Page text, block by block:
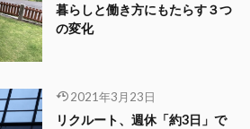
暮らしと働き方にもたらす３つ
の変化
2021年3月23日
リクルート、週休「約3日」で